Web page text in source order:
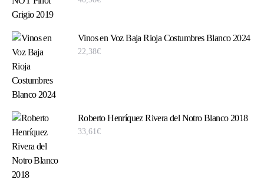
Vinos en Voz Baja Rioja Costumbres Blanco 2024
22,38€
Roberto Henríquez Rivera del Notro Blanco 2018
33,61€